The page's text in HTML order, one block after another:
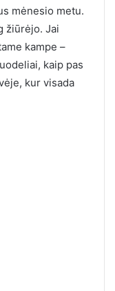
mėnesio metu.
žiūrėjo. Jai
kampe –
kaip pas
kur visada